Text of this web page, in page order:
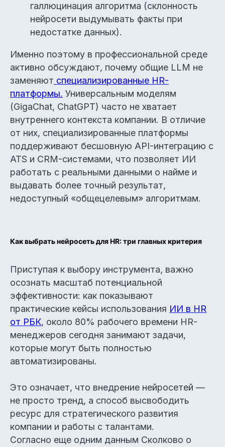
галлюцинация алгоритма (склонность
нейросети выдумывать факты при
недостатке данных).
Именно поэтому в профессиональной среде
активно обсуждают, почему общие LLM не
заменяют специализированные HR-
платформы. Универсальным моделям
(GigaChat, ChatGPT) часто не хватает
внутреннего контекста компании. В отличие
от них, специализированные платформы
поддерживают бесшовную API-интеграцию с
ATS и CRM-системами, что позволяет ИИ
работать с реальными данными о найме и
выдавать более точный результат,
недоступный «общецелевым» алгоритмам.
Как выбрать нейросеть для HR: три главных критерия
Приступая к выбору инструмента, важно
осознать масштаб потенциальной
эффективности: как показывают
практические кейсы использования ИИ в HR
от РБК, около 80% рабочего времени HR-
менеджеров сегодня занимают задачи,
которые могут быть полностью
автоматизированы.
Это означает, что внедрение нейросетей —
не просто тренд, а способ высвободить
ресурс для стратегического развития
компании и работы с талантами.
Согласно еще одним данным Сколково о